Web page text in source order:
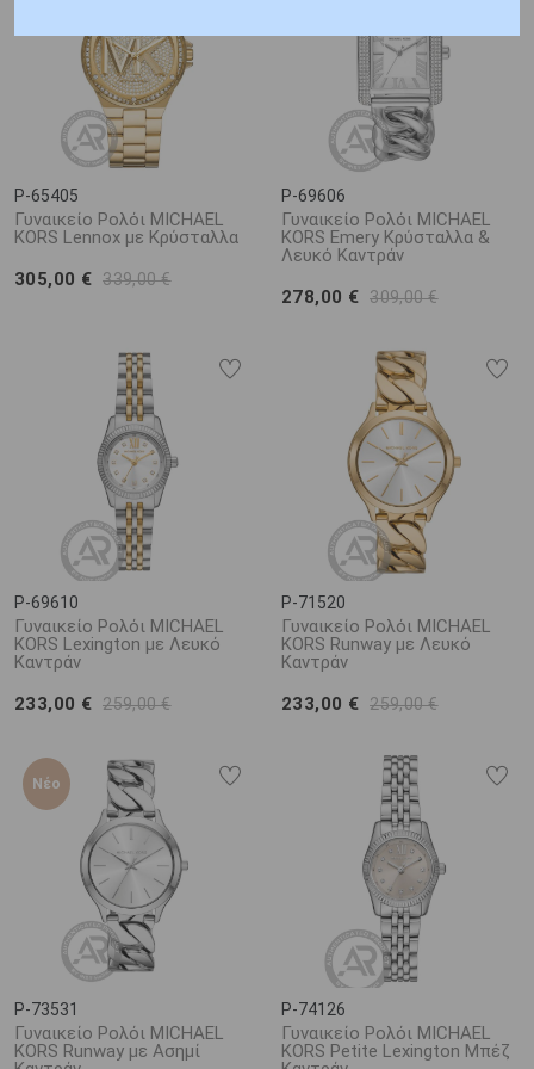
P-65405
Γυναικείο Ρολόι MICHAEL
KORS Lennox με Κρύσταλλα
305,00 € 339,00 €
P-69606
Γυναικείο Ρολόι MICHAEL
KORS Emery Κρύσταλλα &
Λευκό Καντράν
278,00 € 309,00 €
P-69610
Γυναικείο Ρολόι MICHAEL
KORS Lexington με Λευκό
Καντράν
233,00 € 259,00 €
P-71520
Γυναικείο Ρολόι MICHAEL
KORS Runway με Λευκό
Καντράν
233,00 € 259,00 €
Νέο
P-73531
Γυναικείο Ρολόι MICHAEL
KORS Runway με Ασημί
P-74126
Γυναικείο Ρολόι MICHAEL
KORS Petite Lexington Μπέζ